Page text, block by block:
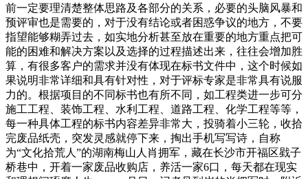
前一定要理清楚整体思路及各部分的关系，必要的头脑风暴和
预评审也是需要的，对于没有结论或者困惑争议的地方，不要
指望能够糊弄过去，如实地分析甚至放在重要的地方重点把可
能的困难和解决方案以及选择的过程描述出来，往往会增加胜
算，有很多客户的需求并没有体现在标书文件中，这个时候如
果说明非常详细和具有针对性，对于评标专家是非常具有说服
力的。根据项目的不同标书也有所不同，如工程类进一步可分
施工工程、装饰工程、水利工程、道路工程、化学工程等等，
每一种具体工程的标书内容差异非常大，投骑着小三轮，收拾
完废品纸壳，突发灵感就停下来，掏出手机写写诗，自称
为“文化拾荒人”的湖南梅山人肖拥军，藏在长沙市开福区戥子
桥巷中，开着一家废品收购店，养活一家6口，每天都在现实